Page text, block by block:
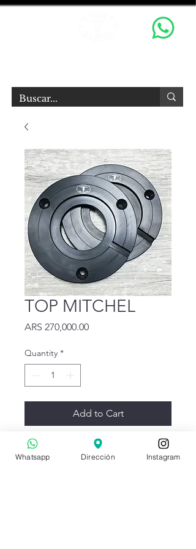
TOP MITCHEL
ARS 270,000.00Price
Quantity *
Add to Cart
Aluminio 6065
Anodizado Duro
Whatsapp Dirección Instagram